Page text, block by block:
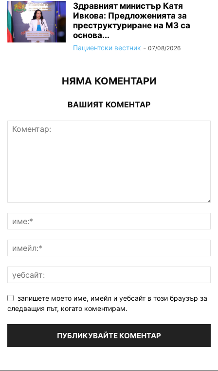
Здравният министър Катя
Ивкова: Предложенията за
преструктуриране на МЗ са
основа...
Пациентски вестник - 07/08/2026
НЯМА КОМЕНТАРИ
ВАШИЯТ КОМЕНТАР
запишете моето име, имейл и уебсайт в този браузър за
следващия път, когато коментирам.